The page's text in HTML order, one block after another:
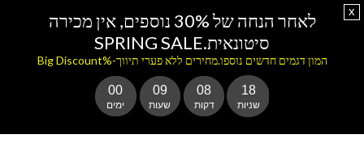
לאחר הנחה של 30% נוספים, אין מכירה
סיטונאית.SPRING SALE
המון דגמים חדשים נוספו.מחירים ללא פערי תיווך-%Big Discount
00
ימים
09
שעות
08
דקות
17
שניות
x